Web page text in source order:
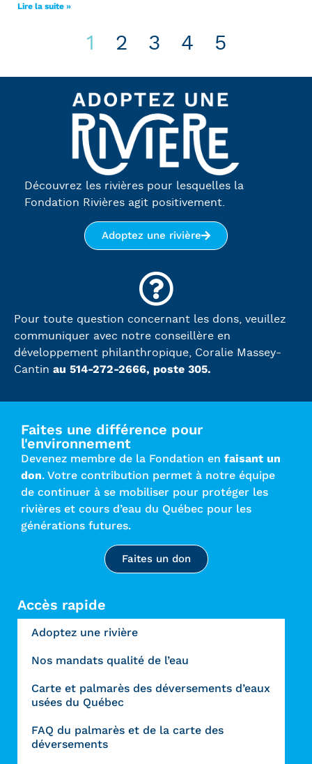
Lire la suite »
1 2 3 4 5
Découvrez les rivières pour lesquelles la
Fondation Rivières agit positivement.
Adoptez une rivière
Pour toute question concernant les dons, veuillez
communiquer avec notre conseillère en
développement philanthropique, Coralie Massey-
Cantin au 514-272-2666, poste 305.
Faites une différence pour
l'environnement
Devenez membre de la Fondation en faisant un
don. Votre contribution permet à notre équipe
de continuer à se mobiliser pour protéger les
rivières et cours d’eau du Québec pour les
générations futures.
Faites un don
Accès rapide
Adoptez une rivière
Nos mandats qualité de l’eau
Carte et palmarès des déversements d’eaux
usées du Québec
FAQ du palmarès et de la carte des
déversements